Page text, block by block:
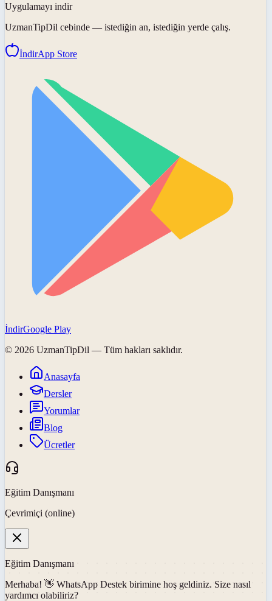
Uygulamayı indir
UzmanTipDil cebinde — istediğin an, istediğin yerde çalış.
İndirApp Store
İndirGoogle Play
© 2026 UzmanTipDil — Tüm hakları saklıdır.
Anasayfa
Dersler
Yorumlar
Blog
Ücretler
Eğitim Danışmanı
Çevrimiçi (online)
Eğitim Danışmanı
Merhaba! 👋 WhatsApp Destek birimine hoş geldiniz. Size nasıl
yardımcı olabiliriz?